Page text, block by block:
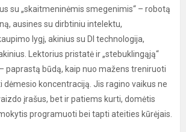
su „skaitmeninėmis smegenimis“ – robotą
ausines su dirbtiniu intelektu,
lygį, akinius su DI technologija,
Lektorius pristatė ir „stebuklingąją“
paprastą būdą, kaip nuo mažens treniruoti
dėmesio koncentraciją. Jis ragino vaikus ne
įrašus, bet ir patiems kurti, domėtis
programuoti bei tapti ateities kūrėjais.